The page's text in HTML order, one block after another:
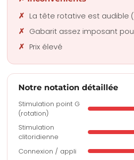
La tête rotative est audible
Gabarit assez imposant
Prix élevé
Notre notation détaillée
Stimulation point G
(rotation)
Stimulation
clitoridienne
Connexion / appli